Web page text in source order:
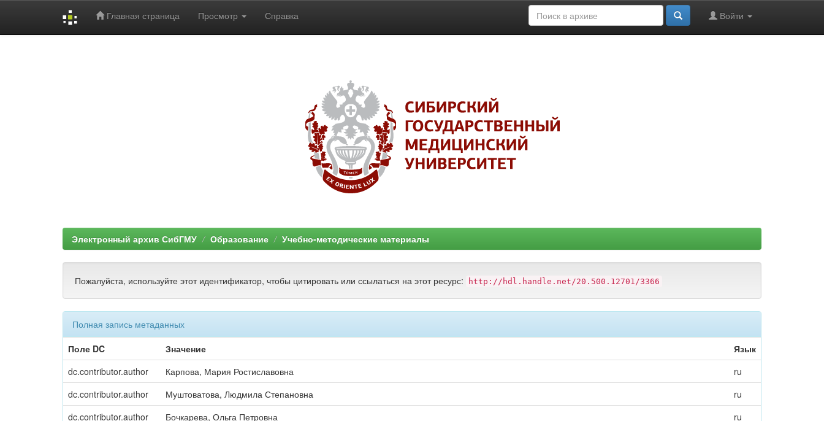
Главная страница Просмотр Справка Войти
Электронный архив СибГМУ Образование Учебно-методические материалы
Пожалуйста, используйте этот идентификатор, чтобы цитировать или ссылаться на этот ресурс: http://hdl.handle.net/20.500.12701/3366
Полная запись метаданных
Поле DC
Значение
Язык
dc.contributor.author
Карпова, Мария Ростиславовна
ru
dc.contributor.author
Муштоватова, Людмила Степановна
ru
dc.contributor.author
Бочкарева, Ольга Петровна
ru